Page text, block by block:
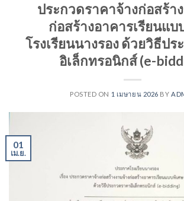
ประกวดราคาจ้างก่อสร้า
ก่อสร้างอาคารเรียนแบ
โรงเรียนนางรอง ด้วยวิธีปร
อิเล็กทรอนิกส์ (e-
POSTED ON 1 เมษายน 2026 BY
01
เม.ย.